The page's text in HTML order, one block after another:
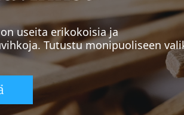
useita erikokoisia ja
Tutustu monipuoliseen